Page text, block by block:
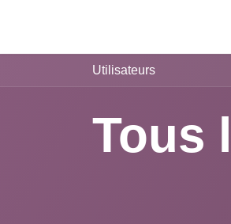
Utilisateurs
Tous